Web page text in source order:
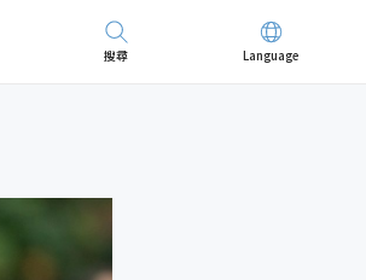
搜尋 Language